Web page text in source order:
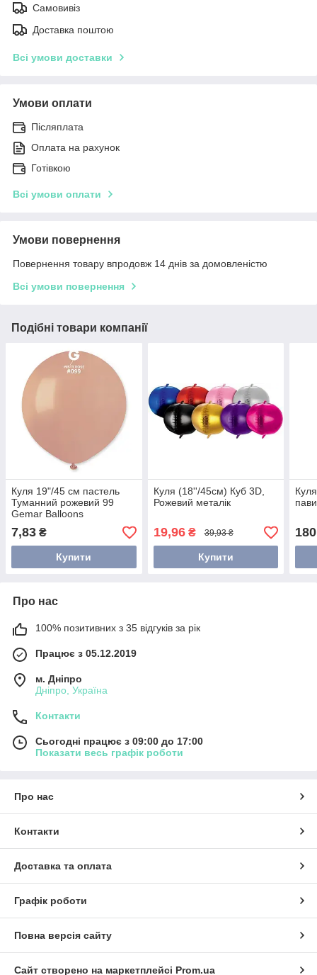
Самовивіз
Доставка поштою
Всі умови доставки
Умови оплати
Післяплата
Оплата на рахунок
Готівкою
Всі умови оплати
Умови повернення
Повернення товару впродовж 14 днів за домовленістю
Всі умови повернення
Подібні товари компанії
Куля 19"/45 см пастель
Туманний рожевий 99
Gemar Balloons
7,83 ₴
Купити
Куля (18''/45см) Куб 3D,
Рожевий металік
19,96₴ 39,93 ₴
Купити
180
Про нас
100% позитивних з 35 відгуків за рік
Працює з 05.12.2019
м. Дніпро
Дніпро, Україна
Контакти
Сьогодні працює з 09:00 до 17:00
Показати весь графік роботи
Про нас
Контакти
Доставка та оплата
Графік роботи
Повна версія сайту
Сайт створено на маркетплейсі Prom.ua